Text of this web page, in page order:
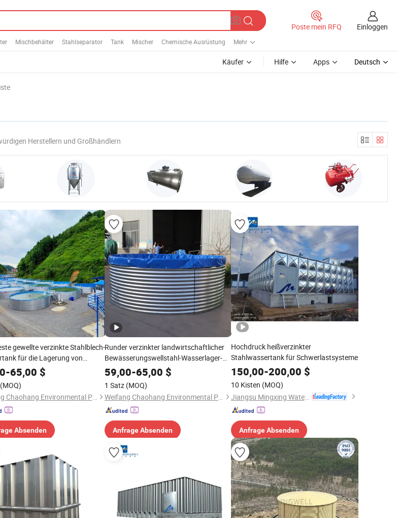
Mischbehälter Stahlseparator Tank Mischer Chemische Ausrüstung Mehr
Poste mein RFQ Einloggen
Käufer Hilfe Apps Deutsch
Herstellern und Großhändlern
gewellte verzinkte Stahlblech-
für die Lagerung von
in der Aquakultur und
-65,00 $
(MOQ)
Weifang Chaohang Environmental Protection Technology Co., Ltd.
Absenden
Runder verzinkter landwirtschaftlicher
Bewässerungswellstahl-Wasserlager-
Fischtank
59,00-65,00 $
1 Satz (MOQ)
Weifang Chaohang Environmental Protection Technology Co., Ltd.
Anfrage Absenden
Hochdruck heißverzinkter
Stahlwassertank für Schwerlastsysteme
150,00-200,00 $
10 Kisten (MOQ)
Jiangsu Mingxing Water Supply Equipment Co., Ltd
Anfrage Absenden